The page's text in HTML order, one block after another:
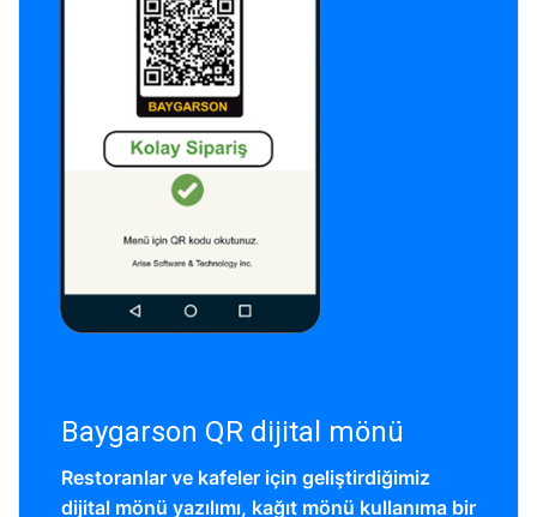
Baygarson QR dijital mönü
Restoranlar ve kafeler için geliştirdiğimiz
dijital mönü yazılımı, kağıt mönü kullanıma bir